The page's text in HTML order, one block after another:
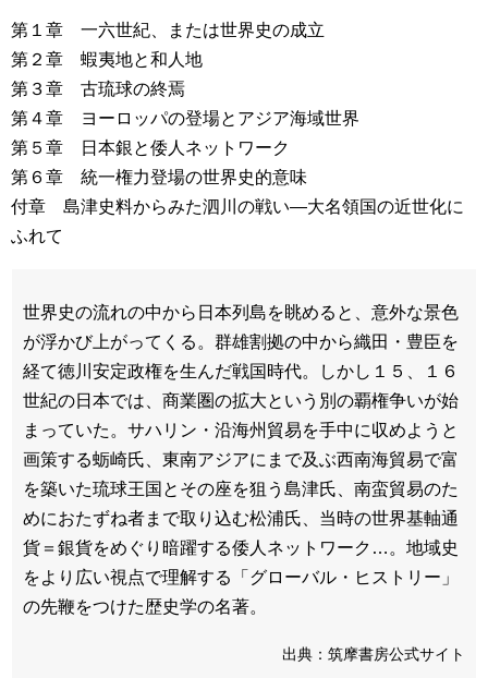
第１章 一六世紀、または世界史の成立
第２章 蝦夷地と和人地
第３章 古琉球の終焉
第４章 ヨーロッパの登場とアジア海域世界
第５章 日本銀と倭人ネットワーク
第６章 統一権力登場の世界史的意味
付章 島津史料からみた泗川の戦い―大名領国の近世化に
ふれて
世界史の流れの中から日本列島を眺めると、意外な景色
が浮かび上がってくる。群雄割拠の中から織田・豊臣を
経て徳川安定政権を生んだ戦国時代。しかし１５、１６
世紀の日本では、商業圏の拡大という別の覇権争いが始
まっていた。サハリン・沿海州貿易を手中に収めようと
画策する蛎崎氏、東南アジアにまで及ぶ西南海貿易で富
を築いた琉球王国とその座を狙う島津氏、南蛮貿易のた
めにおたずね者まで取り込む松浦氏、当時の世界基軸通
貨＝銀貨をめぐり暗躍する倭人ネットワーク…。地域史
をより広い視点で理解する「グローバル・ヒストリー」
の先鞭をつけた歴史学の名著。
出典：筑摩書房公式サイト